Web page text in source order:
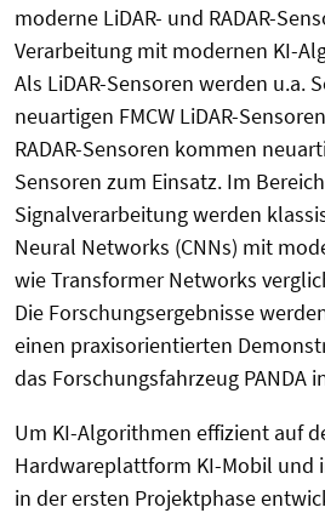
moderne LiDAR- und RADAR-
Verarbeitung mit modernen KI-
Als LiDAR-Sensoren werden u.a.
neuartigen FMCW LiDAR-
RADAR-Sensoren kommen
Sensoren zum Einsatz. Im
Signalverarbeitung werden
Neural Networks (CNNs) mit
wie Transformer Networks
Die Forschungsergebnisse
einen praxisorientierten
das Forschungsfahrzeug PANDA
Um KI-Algorithmen effizient auf
Hardwareplattform KI-Mobil und
in der ersten Projektphase